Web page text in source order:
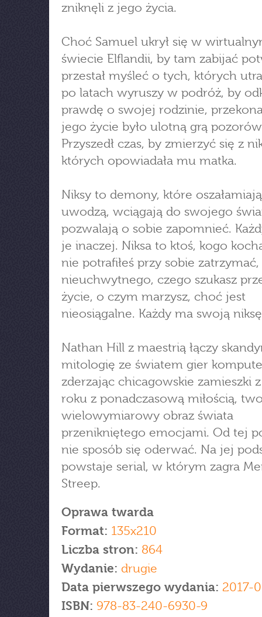
zniknęli z jego życia.
Choć Samuel ukrył się w
świecie Elflandii, by tam zabijać
przestał myśleć o tych, których
po latach wyruszy w podróż, by
prawdę o swojej rodzinie,
jego życie było ulotną grą
Przyszedł czas, by zmierzyć się z
których opowiadała mu matka.
Niksy to demony, które
uwodzą, wciągają do swojego
pozwalają o sobie zapomnieć.
je inaczej. Niksa to ktoś, kogo
nie potrafiłeś przy sobie
nieuchwytnego, czego szukasz
życie, o czym marzysz, choć jest
nieosiągalne. Każdy ma swoją
Nathan Hill z maestrią łączy
mitologię ze światem gier
zderzając chicagowskie zamieszki
roku z ponadczasową miłością,
wielowymiarowy obraz świata
przenikniętego emocjami. Od tej
nie sposób się oderwać. Na jej
powstaje serial, w którym zagra
Streep.
Oprawa twarda
Format: 135x210
Liczba stron: 864
Wydanie: drugie
Data pierwszego wydania: 2017-
ISBN: 978-83-240-6930-9